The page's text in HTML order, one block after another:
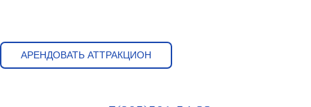
АРЕНДОВАТЬ АТТРАКЦИОН